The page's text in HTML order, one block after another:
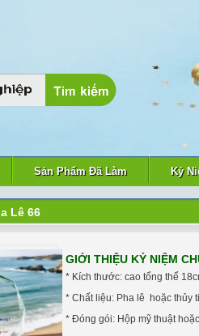
Sản Phẩm Đã Làm Kỷ
Lê 66
GIỚI THIỆU KỶ NIỆM
* Kích thước: cao tổng thể
* Chất liệu: Pha lê hoặc thủy
* Đóng gói: Hộp mỹ thuật